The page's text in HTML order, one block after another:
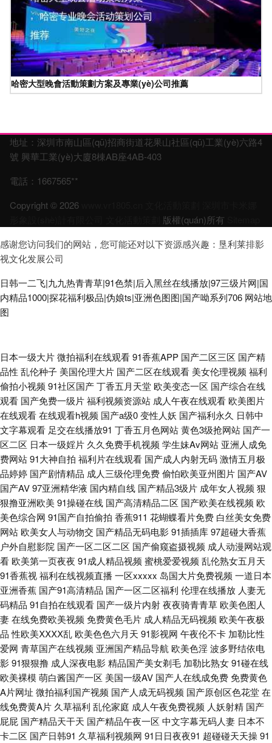
哈密大型晚會活動策劃方案及專業(yè)公司推薦
地址：深圳市南山區(qū)招商街道花果山社區(qū)工業(yè)六路4
號 興華工業(yè)大廈8棟AB座4AB-403
電話：1667565**
Copyright © 2026
版權(quán)所有
感谢您访问我们的网站，您可能还对以下资源感兴趣：垦利莱排影
视文化发展公司
日韩一二飞|九九热青青草|91色禁|后入黑丝在线播放|97三级片网|国
内精品1000|探花福利极品|伪娘ts|亚洲色图图|国产呦系列706 网站地
图
产AV色色 欧美99导航 91最新在线视频 超碰在线91 日韩午夜电影 91熟女丝
袜福利 亚洲五五艹 日韩天美成人 欧美整片第页 伪娘偷拍福利 黄色91线上网
站 日本女同伦理 久草影片 成人影片金明 五月天桃色网 亚洲日本性爱 东京热
一二三 色色午夜影院 国产青草网 AV色导航 国产黑料第一页 欧美日韩成人网
站 午夜福利剧院 男人天堂狠狠操 福利姬极品导航 不卡性爱网 日本激情网 中
文字幕的91 国产精品黄色网 精品亚洲第一夜 欧美人妖屄 久久伊人成人 91海
角视频 久热中文 性爱探花 大香蕉怡红院 97人妻超碰在线 日韩激情在线 豆
花97精品 欧美色影院 韩国AV在线青青 avtt五月香 91n首页 91成人小视频 国
产传媒自拍 成人片网址 午夜视频在线 欧美伦埋乱码午夜 91香蕉tv 亭亭五月
综合 伊人成成人 国产欧美日韩爆草 岛国久久网 三级片操逼的 久草热线资源
www97超碰 亚洲天堂激情网 国内精品第五页 操碰高清 91国产孕妇 91资源
在线 亚洲福利喷水 欧美性爱快播 豆花社区网站免费 1024你懂得 男人色资源
日本一级大片微拍福利在线观看91香蕉APP 国产二区三区 国产精
品性 乱伦种子 美国伦理大片 国产二区在线观看 美女伦理视频 福利
偷拍小视频 91社区国产丁香五月天堂 欧美变态一区 国产综合在线
观看 国产免费一级片福利视频资源站 成人午夜在线观看 欧美图片
在线观看在线观看h视频 国产a级0变性人妖 国产福利永久 日韩中
文字幕观看 足交在线播放91 丁香五月色网站黄色3级抢网站 国产一
区二区 日本一级婬片 久久免费手机视频 学生妹Av网站 亚洲人成免
费网站91大神自拍 福利片在线观看 国产成人内射无码激情五月极
品婷婷 国产剧情精品 成人三级伦理免费偷怕欧美亚州图片 国产AV
国产AV97亚洲精华液 国内精自线 国产精品3级片 成年女人视频 狠
狠撸亚洲欧美91操碰在线 国产高清精品二区 国产欧美在线视频 欧
美色综合网 91国产自拍偷拍 香蕉911 花蝴蝶看片免费 白丝美女免费
网站 欧美女人与动物交 国产精品无码电影91插插库97超碰大香蕉
户外自慰影院 国产一区二区二区 国产偷窥盗摄视频 成人动漫网站观
看 欧美第一页夜夜 91成人精品视频 蜜桃爱爱视频 乱伦熟女五月天
91香蕉视福利在线视频直播 一区xxxxx 岛国大片免费视频 一道日本
亚洲香蕉 国产91高清精品 国产一区二区福利 伦理在线播放 人妻无
码精品 91自拍在线观看 国产一级片内射夜夜骑青青草 欧美色图人
妻在线免费欧美视频 免费黄色毛片 成人精品无码视频 欧美午夜极
品 性欧美ⅩⅩⅩⅩ乱 欧美色色六月天 91影视网 午夜伦不卡 加勒比性
爱网 青草国产在线视频 亚洲国产精品导航 欧美色淫波多野结依电
影91狠狠撸 成人深夜电影精品国产美女剃毛 加勒比熟女91碰在线
欧美裸模 萌白酱国产一区 美国一级AV 国产人在线成免费免费黄色
A片网址 微拍福利国产视频 国产人成无码视频 国产原创区色花堂在
线免费黄A片 久草福利 乱伦家庭 成人午夜免费视频 人妖射精 国产
屁屁 国产精品天干天 国产精品午夜一区 中文字幕无码人妻 日本不
卡二区 国产日韩91 久草福利视频网 91日日夜夜91 超碰碰天天操91